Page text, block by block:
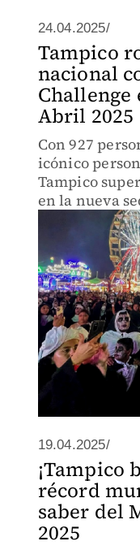
24.04.2025/
Tampico
nacional
Challenge
Abril 2025
Con 927
icónico
Tampico
en la nueva
Challenge
19.04.2025/
¡Tampico
récord
saber del
2025